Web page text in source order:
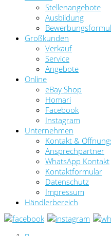
Stellenangebote
Ausbildung
Großkunden
Verkauf
Service
Angebote
Online
eBay Shop
Homari
Facebook
Instagram
Unternehmen
Kontakt &
Ansprechpartner
WhatsApp Kontakt
Kontaktformular
Datenschutz
Impressum
Händlerbereich